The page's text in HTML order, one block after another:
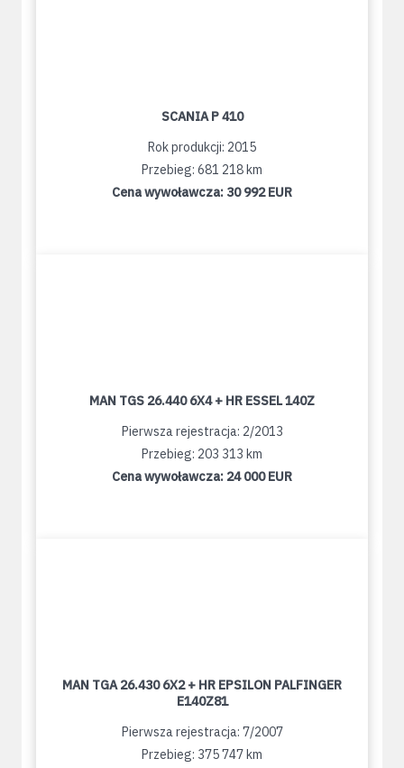
SCANIA P 410
Rok produkcji: 2015
Przebieg: 681 218 km
Cena wywoławcza: 30 992 EUR
MAN TGS 26.440 6X4 + HR ESSEL 140Z
Pierwsza rejestracja: 2/2013
Przebieg: 203 313 km
Cena wywoławcza: 24 000 EUR
MAN TGA 26.430 6X2 + HR EPSILON PALFINGER
E140Z81
Pierwsza rejestracja: 7/2007
Przebieg: 375 747 km